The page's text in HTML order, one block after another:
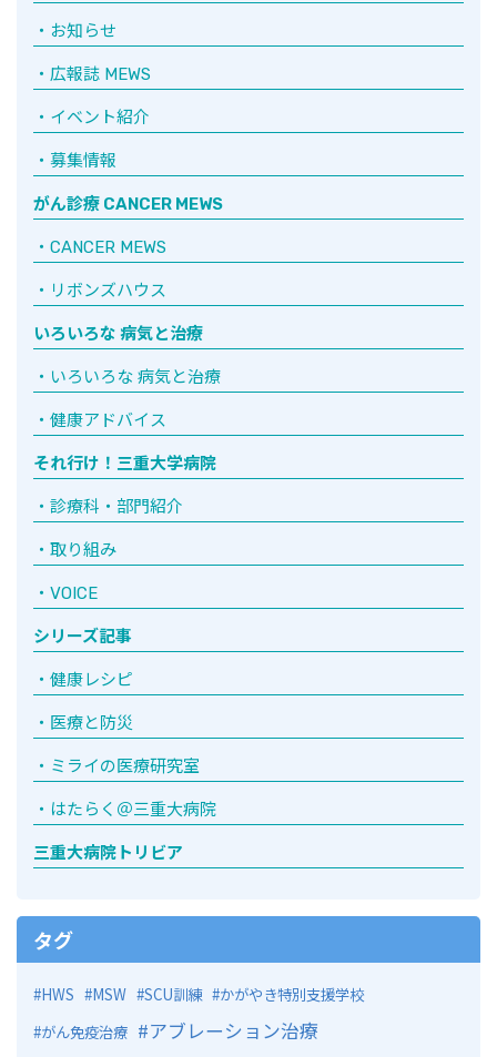
お知らせ
広報誌 MEWS
イベント紹介
募集情報
がん診療 CANCER MEWS
CANCER MEWS
リボンズハウス
いろいろな 病気と治療
いろいろな 病気と治療
健康アドバイス
それ行け！三重大学病院
診療科・部門紹介
取り組み
VOICE
シリーズ記事
健康レシピ
医療と防災
ミライの医療研究室
はたらく＠三重大病院
三重大病院トリビア
タグ
HWS MSW SCU訓練
かがやき特別支援学校
がん免疫治療
アブレーション治療